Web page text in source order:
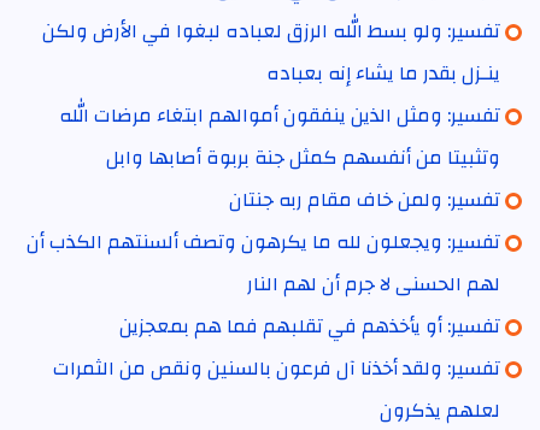
تفسير: ولو بسط الله الرزق لعباده لبغوا في الأرض ولكن
ينـزل بقدر ما يشاء إنه بعباده
تفسير: ومثل الذين ينفقون أموالهم ابتغاء مرضات الله
وتثبيتا من أنفسهم كمثل جنة بربوة أصابها وابل
تفسير: ولمن خاف مقام ربه جنتان
تفسير: ويجعلون لله ما يكرهون وتصف ألسنتهم الكذب أن
لهم الحسنى لا جرم أن لهم النار
تفسير: أو يأخذهم في تقلبهم فما هم بمعجزين
تفسير: ولقد أخذنا آل فرعون بالسنين ونقص من الثمرات
لعلهم يذكرون